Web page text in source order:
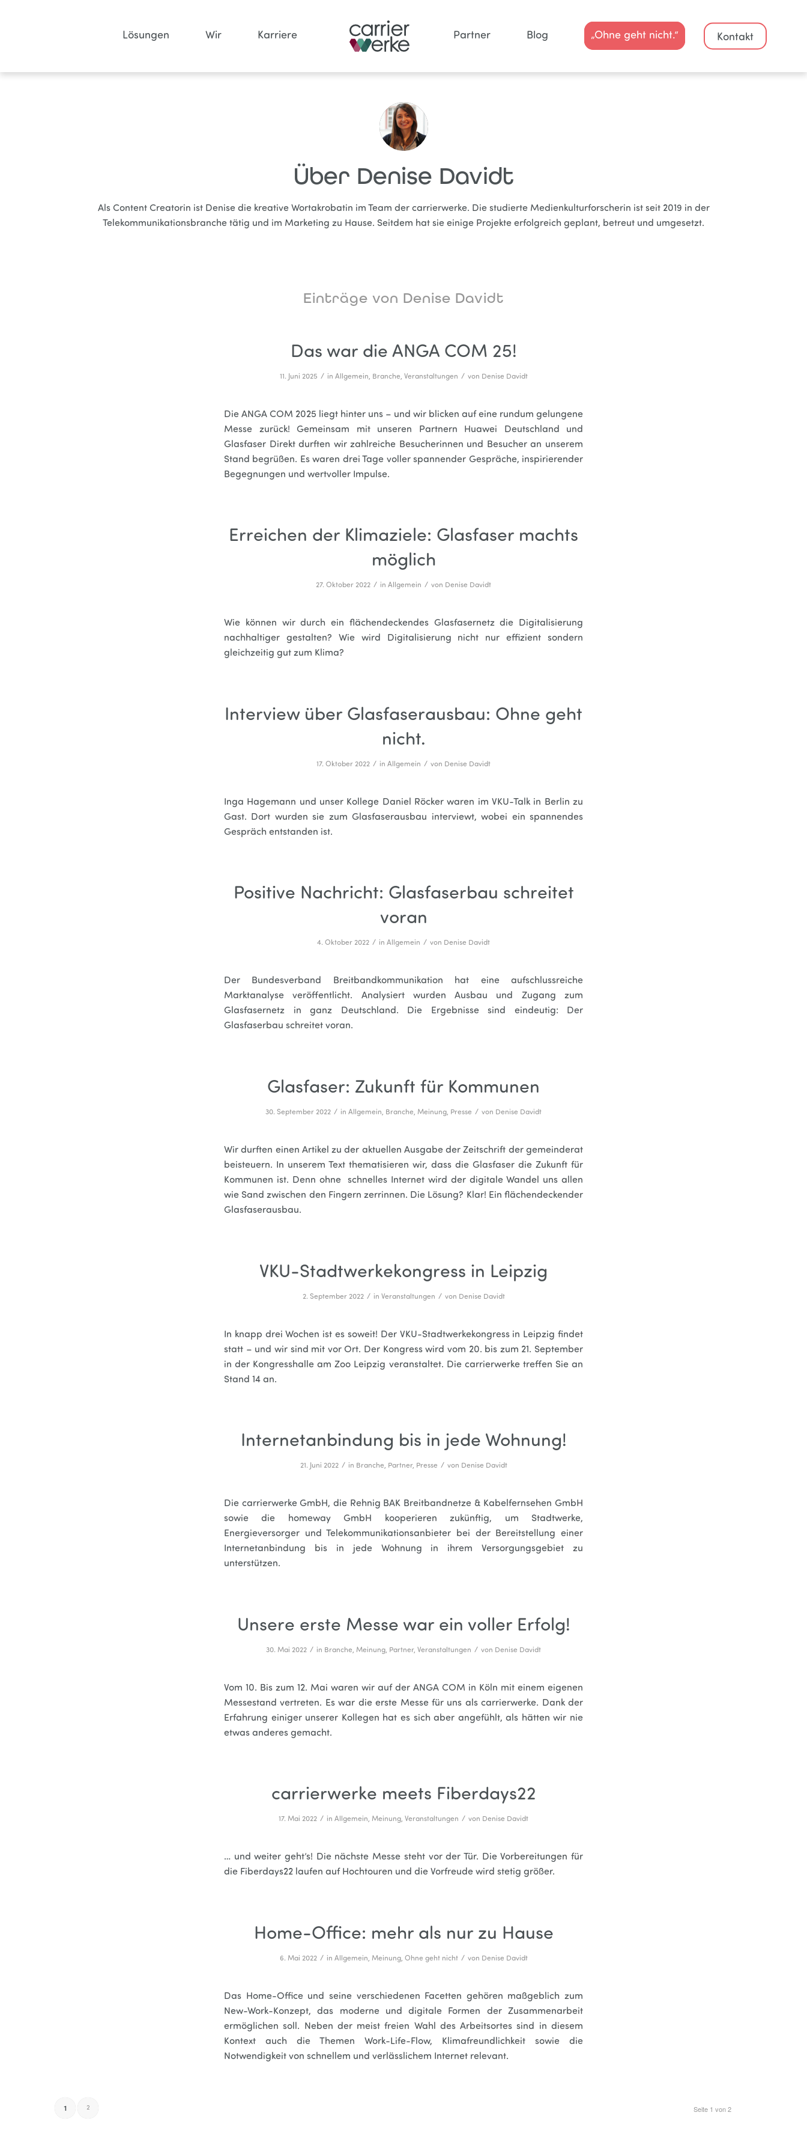
Lösungen Wir Karriere Partner Blog „Ohne geht nicht.“ Kontakt
Über Denise Davidt
Als Content Creatorin ist Denise die kreative Wortakrobatin im Team der carrierwerke. Die studierte Medienkulturforscherin ist seit 2019 in der
Telekommunikationsbranche tätig und im Marketing zu Hause. Seitdem hat sie einige Projekte erfolgreich geplant, betreut und umgesetzt.
Einträge von Denise Davidt
Das war die ANGA COM 25!
11. Juni 2025 / in Allgemein, Branche, Veranstaltungen / von Denise Davidt
Die ANGA COM 2025 liegt hinter uns – und wir blicken auf eine rundum gelungene
Messe zurück! Gemeinsam mit unseren Partnern Huawei Deutschland und
Glasfaser Direkt durften wir zahlreiche Besucherinnen und Besucher an unserem
Stand begrüßen. Es waren drei Tage voller spannender Gespräche, inspirierender
Begegnungen und wertvoller Impulse.
Erreichen der Klimaziele: Glasfaser machts
möglich
27. Oktober 2022 / in Allgemein / von Denise Davidt
Wie können wir durch ein flächendeckendes Glasfasernetz die Digitalisierung
nachhaltiger gestalten? Wie wird Digitalisierung nicht nur effizient sondern
gleichzeitig gut zum Klima?
Interview über Glasfaserausbau: Ohne geht
nicht.
17. Oktober 2022 / in Allgemein / von Denise Davidt
Inga Hagemann und unser Kollege Daniel Röcker waren im VKU-Talk in Berlin zu
Gast. Dort wurden sie zum Glasfaserausbau interviewt, wobei ein spannendes
Gespräch entstanden ist.
Positive Nachricht: Glasfaserbau schreitet
voran
4. Oktober 2022 / in Allgemein / von Denise Davidt
Der Bundesverband Breitbandkommunikation hat eine aufschlussreiche
Marktanalyse veröffentlicht. Analysiert wurden Ausbau und Zugang zum
Glasfasernetz in ganz Deutschland. Die Ergebnisse sind eindeutig: Der
Glasfaserbau schreitet voran.
Glasfaser: Zukunft für Kommunen
30. September 2022 / in Allgemein, Branche, Meinung, Presse / von Denise Davidt
Wir durften einen Artikel zu der aktuellen Ausgabe der Zeitschrift der gemeinderat
beisteuern. In unserem Text thematisieren wir, dass die Glasfaser die Zukunft für
Kommunen ist. Denn ohne schnelles Internet wird der digitale Wandel uns allen
wie Sand zwischen den Fingern zerrinnen. Die Lösung? Klar! Ein flächendeckender
Glasfaserausbau.
VKU-Stadtwerkekongress in Leipzig
2. September 2022 / in Veranstaltungen / von Denise Davidt
In knapp drei Wochen ist es soweit! Der VKU-Stadtwerkekongress in Leipzig findet
statt – und wir sind mit vor Ort. Der Kongress wird vom 20. bis zum 21. September
in der Kongresshalle am Zoo Leipzig veranstaltet. Die carrierwerke treffen Sie an
Stand 14 an.
Internetanbindung bis in jede Wohnung!
21. Juni 2022 / in Branche, Partner, Presse / von Denise Davidt
Die carrierwerke GmbH, die Rehnig BAK Breitbandnetze & Kabelfernsehen GmbH
sowie die homeway GmbH kooperieren zukünftig, um Stadtwerke,
Energieversorger und Telekommunikationsanbieter bei der Bereitstellung einer
Internetanbindung bis in jede Wohnung in ihrem Versorgungsgebiet zu
unterstützen.
Unsere erste Messe war ein voller Erfolg!
30. Mai 2022 / in Branche, Meinung, Partner, Veranstaltungen / von Denise Davidt
Vom 10. Bis zum 12. Mai waren wir auf der ANGA COM in Köln mit einem eigenen
Messestand vertreten. Es war die erste Messe für uns als carrierwerke. Dank der
Erfahrung einiger unserer Kollegen hat es sich aber angefühlt, als hätten wir nie
etwas anderes gemacht.
carrierwerke meets Fiberdays22
17. Mai 2022 / in Allgemein, Meinung, Veranstaltungen / von Denise Davidt
… und weiter geht’s! Die nächste Messe steht vor der Tür. Die Vorbereitungen für
die Fiberdays22 laufen auf Hochtouren und die Vorfreude wird stetig größer.
Home-Office: mehr als nur zu Hause
6. Mai 2022 / in Allgemein, Meinung, Ohne geht nicht / von Denise Davidt
Das Home-Office und seine verschiedenen Facetten gehören maßgeblich zum
New-Work-Konzept, das moderne und digitale Formen der Zusammenarbeit
ermöglichen soll. Neben der meist freien Wahl des Arbeitsortes sind in diesem
Kontext auch die Themen Work-Life-Flow, Klimafreundlichkeit sowie die
Notwendigkeit von schnellem und verlässlichem Internet relevant.
Seite 1 von 2
1 2